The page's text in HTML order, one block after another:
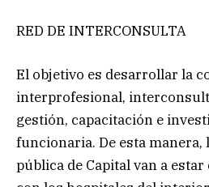
RED DE INTERCONSULTA
El objetivo es desarrollar la
interprofesional,
gestión, capacitación e
funcionaria. De esta manera,
pública de Capital van a